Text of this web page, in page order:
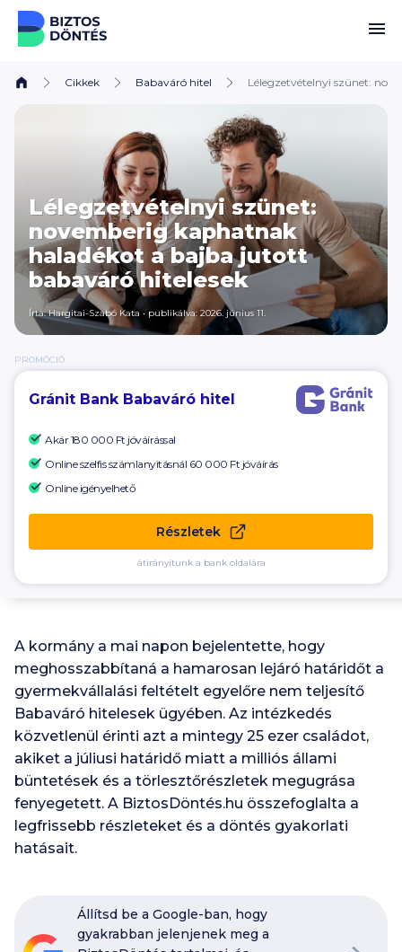
Ugrás a tartalomhoz
Cikkek Babaváró hitel Lélegzetvételnyi szünet:
Lélegzetvételnyi szünet:
novemberig kaphatnak
haladékot a bajba jutott
babaváró hitelesek
Írta:Hargitai-Szabó Kata • publikálva: 2026. június 11.
PROMÓCIÓ
Gránit Bank Babaváró hitel
Akár180 000 Ft jóváírással
Online szelfis számlanyitásnál 60 000 Ft jóváírás
Online igényelhető
Részletek
átirányítunk a bank oldalára
A kormány a mai napon bejelentette, hogy
meghosszabbítaná a hamarosan lejáró határidőt a
gyermekvállalási feltételt egyelőre nem teljesítő
Babaváró hitelesek ügyében. Az intézkedés
közvetlenül érinti azt a mintegy 25 ezer családot,
akiket a júliusi határidő miatt a milliós állami
büntetések és a törlesztőrészletek megugrása
fenyegetett. A BiztosDöntés.hu összefoglalta a
legfrissebb részleteket és a döntés gyakorlati
hatásait.
Állítsd be a Google-ban, hogy
gyakrabban jelenjenek meg a